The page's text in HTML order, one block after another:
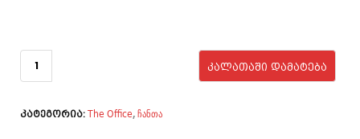
რაოდენობა:
The Office
ᲙᲐᲚᲐᲗᲐᲨᲘ ᲓᲐᲛᲐᲢᲔᲑᲐ
კატეგორია: The Office,ჩანთა